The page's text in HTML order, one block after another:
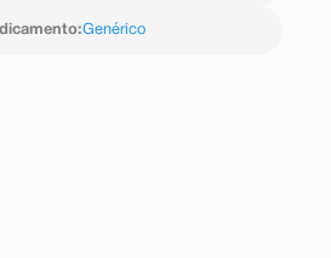
:Genérico